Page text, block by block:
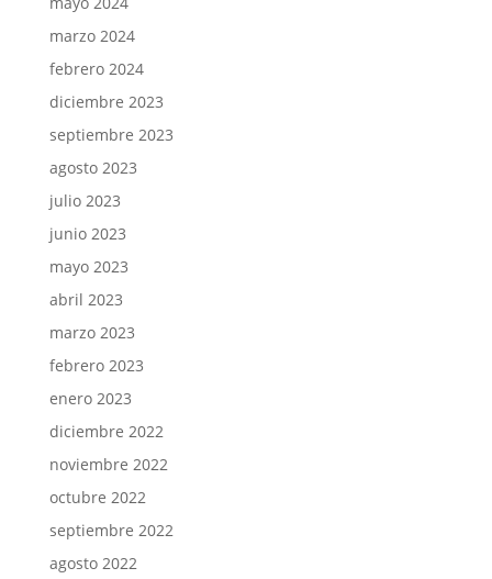
marzo 2024
febrero 2024
diciembre 2023
septiembre 2023
agosto 2023
julio 2023
junio 2023
mayo 2023
abril 2023
marzo 2023
febrero 2023
enero 2023
diciembre 2022
noviembre 2022
octubre 2022
septiembre 2022
agosto 2022